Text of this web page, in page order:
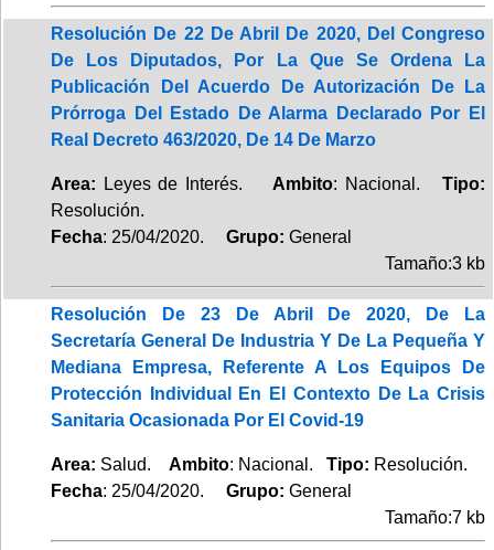
Resolución De 22 De Abril De 2020, Del Congreso
De Los Diputados, Por La Que Se Ordena La
Publicación Del Acuerdo De Autorización De La
Prórroga Del Estado De Alarma Declarado Por El
Real Decreto 463/2020, De 14 De Marzo
Area: Leyes de Interés. Ambito: Nacional.Tipo:
Resolución.
Fecha: 25/04/2020. Grupo: General
Tamaño:3 kb
Resolución De 23 De Abril De 2020, De La
Secretaría General De Industria Y De La Pequeña Y
Mediana Empresa, Referente A Los Equipos De
Protección Individual En El Contexto De La Crisis
Sanitaria Ocasionada Por El Covid-19
Area: Salud. Ambito: Nacional. Tipo: Resolución.
Fecha: 25/04/2020. Grupo: General
Tamaño:7 kb